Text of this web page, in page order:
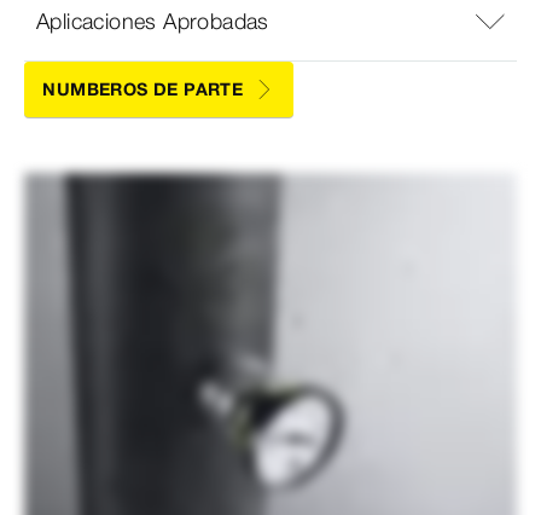
Aplicaciones Aprobadas
NUMBEROS DE PARTE